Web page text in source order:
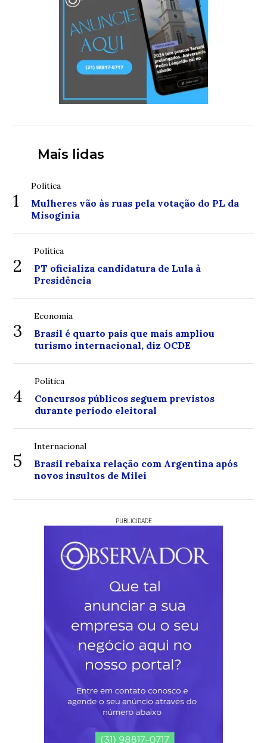
Mais lidas
1
Política
Mulheres vão às ruas pela votação do PL da
Misoginia
2
Política
PT oficializa candidatura de Lula à
Presidência
3
Economia
Brasil é quarto país que mais ampliou
turismo internacional, diz OCDE
4
Política
Concursos públicos seguem previstos
durante período eleitoral
5
Internacional
Brasil rebaixa relação com Argentina após
novos insultos de Milei
PUBLICIDADE